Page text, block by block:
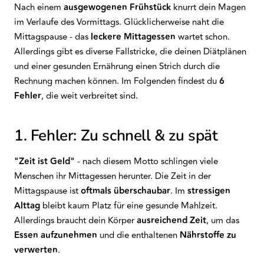
Nach einem ausgewogenen Frühstück knurrt dein Magen
im Verlaufe des Vormittags. Glücklicherweise naht die
Mittagspause - das leckere Mittagessen wartet schon.
Allerdings gibt es diverse Fallstricke, die deinen Diätplänen
und einer gesunden Ernährung einen Strich durch die
Rechnung machen können. Im Folgenden findest du6
Fehler, die weit verbreitet sind.
1. Fehler: Zu schnell & zu spät
"Zeit ist Geld" - nach diesem Motto schlingen viele
Menschen ihr Mittagessen herunter. Die Zeit in der
Mittagspause istoftmals überschaubar. Im stressigen
Alttag bleibt kaum Platz für eine gesunde Mahlzeit.
Allerdings braucht dein Körperausreichend Zeit, um das
Essen aufzunehmen und die enthaltenen Nährstoffe zu
verwerten.